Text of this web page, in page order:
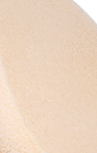
ブランドサイ
アテニアの「